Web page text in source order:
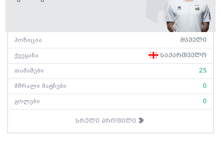
პოზიცია მცველი
ქვეყანა საქართველო
თამაშები 25
მშრალი მატჩები 0
გოლები 0
სრული პროფილი